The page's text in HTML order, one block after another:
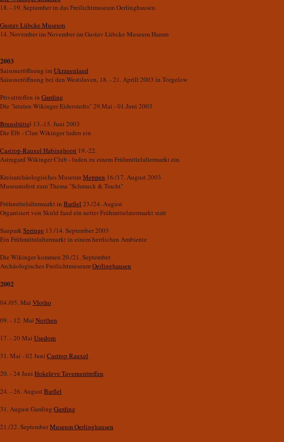
18. - 19. September in das Freilichtmuseum Oerlinghausen
Gustav Lübcke Museum
14. November im November im Gustav Lübcke Museum Hamm
2003
Saisoneröffnung imUkranenland
Saisoneröffnung bei den Westslaven, 18. - 21. Aprill 2003 in Torgelow
Privattreffen in Garding
Die "letzten Wikinger Eiderstedts" 29.Mai - 01.Juni 2003
Brunsbüttel 13.-15. Juni 2003
Die Elb - Clan Wikinger luden ein
Castrop-Rauxel Habinghorst 19.-22.
Astragard Wikinger Club - luden zu einem Frühmittelaltermarkt ein
Kreisarchäologisches MuseumMeppen 16./17. August 2003
Museumsfest zum Thema "Schmuck & Tracht"
Frühmittelaltermarkt in Barßel 23./24. August
Organisiert von Skuld fand ein netter Frühmittelatermarkt statt
Saupark Springe 13./14. September 2003
Ein Frühmittelaltermarkt in einem herrlichen Ambiente
Die Wikinger kommen 20./21. September
Archäologisches FreilichtmuseumOerlinghausen
2002
04./05. Mai Vlotho
09. - 12. Mai Northen
17. - 20 Mai Usedom
31. Mai - 02 Juni Castrop Rauxel
20. - 24 Juni Hokeleve Tavernentreffen
24. - 26. AugustBarßel
31. August Garding Garding
21./22. SeptemberMuseum Oerlinghausen